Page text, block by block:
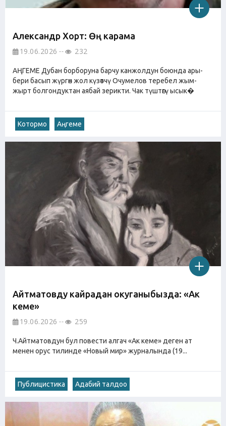
Александр Хорт: Өң карама
19.06.2026 232
АҢГЕМЕ Дубан борборуна барчу канжолдун боюнда ары-
бери басып жүргөн жол күзөтчү Очумелов теребел жым-
жырт болгондуктан аябай зерикти. Чак түштөгү ысык�
Котормо Аңгеме
Айтматовду кайрадан окуганыбызда: «Ак
кеме»
19.06.2026 259
Ч.Айтматовдун бул повести алгач «Ак кеме» деген ат
менен орус тилинде «Новый мир» журналында (19...
Публицистика Адабий талдоо